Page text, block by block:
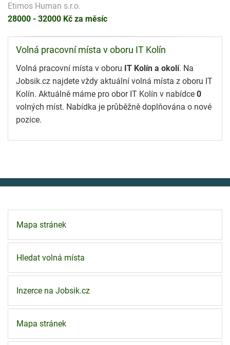
Etimos Human s.r.o.
28000 - 32000 Kč za měsíc
Volná pracovní místa v oboru IT Kolín
Volná pracovní místa v oboru IT Kolín a okolí. Na
Jobsik.cz najdete vždy aktuální volná místa z oboru IT
Kolín. Aktuálně máme pro obor IT Kolín v nabídce 0
volných míst. Nabídka je průběžně doplňována o nové
pozice.
Mapa stránek
Hledat volná místa
Inzerce na Jobsik.cz
Mapa stránek